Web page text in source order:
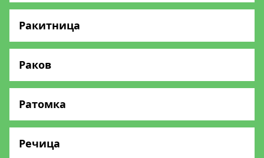
Ракитница
Раков
Ратомка
Речица